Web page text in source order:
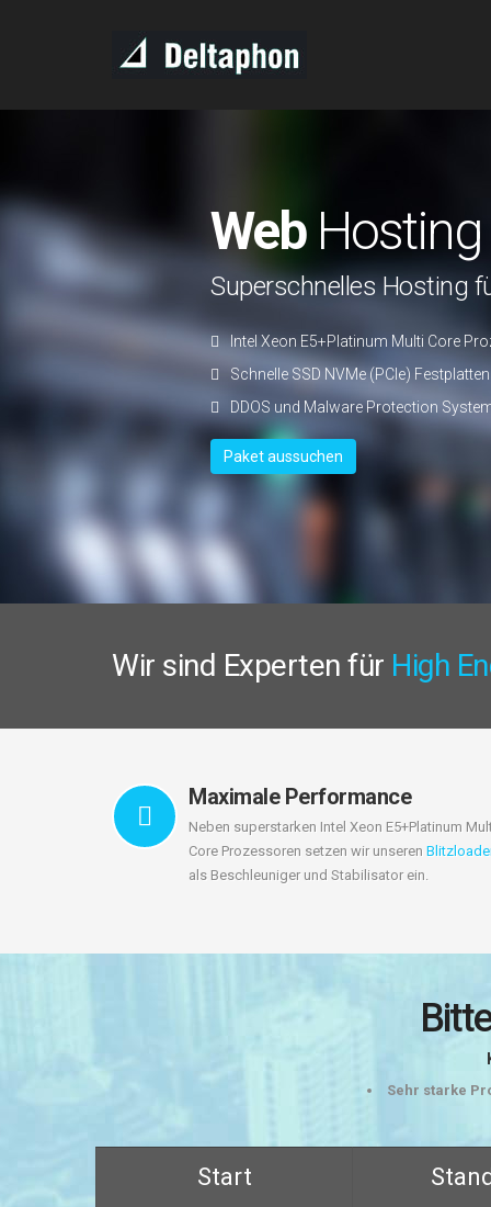
WebHosting
Superschnelles Hosting
Intel Xeon E5+Platinum Multi Core
Schnelle SSD NVMe (PCIe) Festplatten
DDOS und Malware Protection
Paket aussuchen
Wir sind Experten für High
Maximale Performance
Neben superstarken Intel Xeon E5+Platinum
Core Prozessoren setzen wir unseren
als Beschleuniger und Stabilisator ein.
Sehr starke
Start